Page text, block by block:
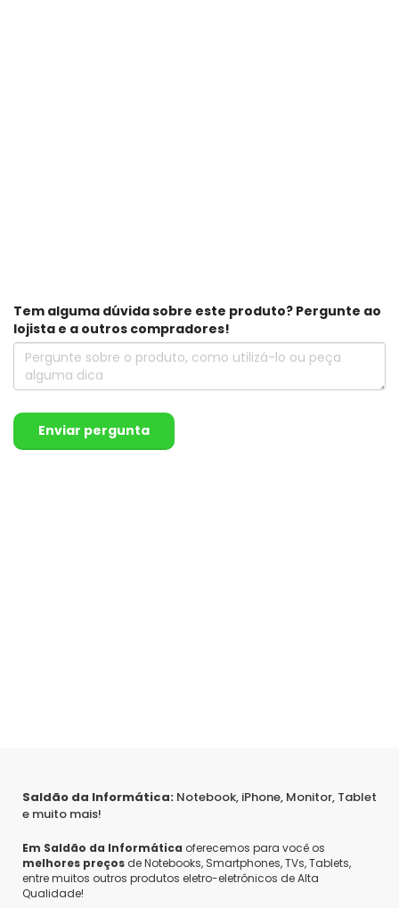
Tem alguma dúvida sobre este produto? Pergunte ao
lojista e a outros compradores!
Enviar pergunta
Saldão da Informática: Notebook, iPhone, Monitor, Tablet
e muito mais!
Em Saldão da Informática oferecemos para você os
melhores preços de Notebooks, Smartphones, TVs, Tablets,
entre muitos outros produtos eletro-eletrônicos de Alta
Qualidade!